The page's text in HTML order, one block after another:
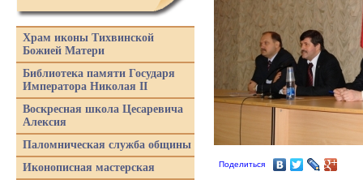
Поделиться
Храм иконы Тихвинской
Божией Матери
Библиотека памяти Государя
Императора Николая II
Воскресная школа Цесаревича
Алексия
Паломническая служба общины
Иконописная мастерская